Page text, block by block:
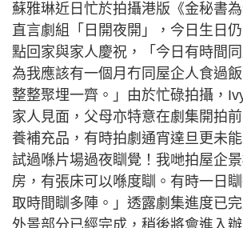
蘇雅琳近日忙於拍攝港版《金秘書
直言劇組「日開夜開」，今日生日
點回家與家人慶祝，「今日有時間
為我應該有一個月冇同屋企人食過
整整聚埋一齊。」由於忙碌拍攝，
家人見面，父母亦特意在劇集開拍
養補充品，有時拍劇通宵達旦更未
試過喺片場過夜瞓覺！我哋拍屋企
房，有張床可以喺度瞓。有時一日
取時間瞓多陣。」透露劇集進度已